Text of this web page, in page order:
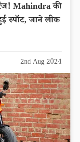
Mahindra की
स्पॉट, जाने लीक
2nd Aug 2024